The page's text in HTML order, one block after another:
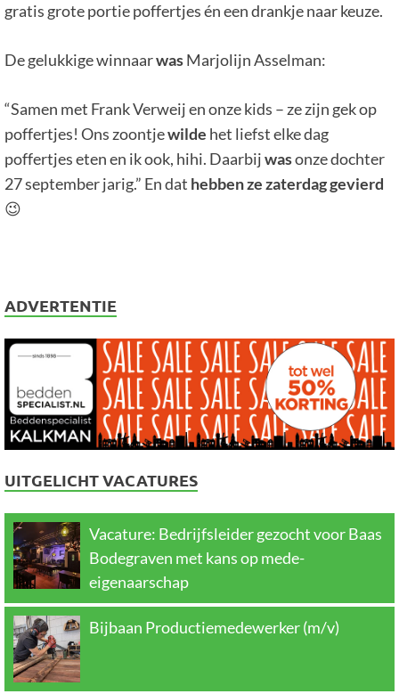
gratis grote portie poffertjes én een drankje naar keuze.
De gelukkige winnaarwasMarjolijn Asselman:
“Samen met Frank Verweij en onze kids – ze zijn gek op
poffertjes! Ons zoontjewilde het liefst elke dag
poffertjes eten en ik ook, hihi. Daarbijwasonze dochter
27 september jarig.” En dat hebben ze zaterdag gevierd
😉
ADVERTENTIE
UITGELICHT VACATURES
Vacature: Bedrijfsleider gezocht voor Baas
Bodegraven met kans op mede-
eigenaarschap
Bijbaan Productiemedewerker (m/v)